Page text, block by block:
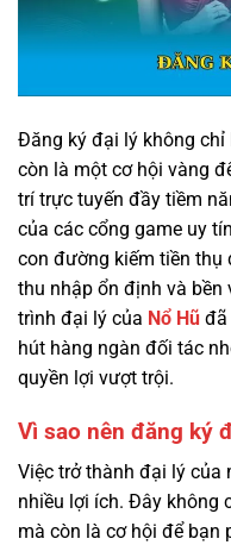
Đăng ký đại lý không
còn là một cơ hội vàng
trí trực tuyến đầy tiềm
của các cổng game uy
con đường kiếm tiền thụ
thu nhập ổn định và bền
trình đại lý của Nổ Hũ đã
hút hàng ngàn đối tác
quyền lợi vượt trội.
Vì sao nên đăng ký
Việc trở thành đại lý của
nhiều lợi ích. Đây không
mà còn là cơ hội để bạn